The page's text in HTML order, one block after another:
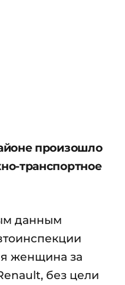
произошло
транспортное
данным
женщина за
без цели